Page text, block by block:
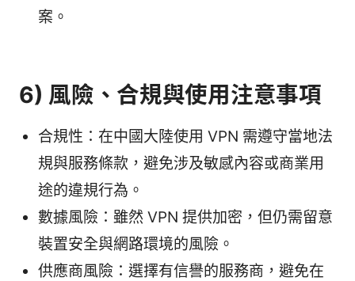
案。
6) 風險、合規與使用注意事項
合規性：在中國大陸使用 VPN 需遵守當地法
規與服務條款，避免涉及敏感內容或商業用
途的違規行為。
數據風險：雖然 VPN 提供加密，但仍需留意
裝置安全與網路環境的風險。
供應商風險：選擇有信譽的服務商，避免在